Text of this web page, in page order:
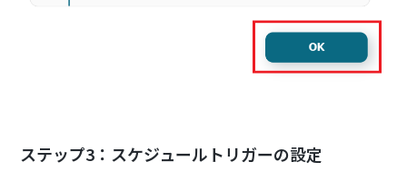
ステップ3：スケジュールトリガーの設定